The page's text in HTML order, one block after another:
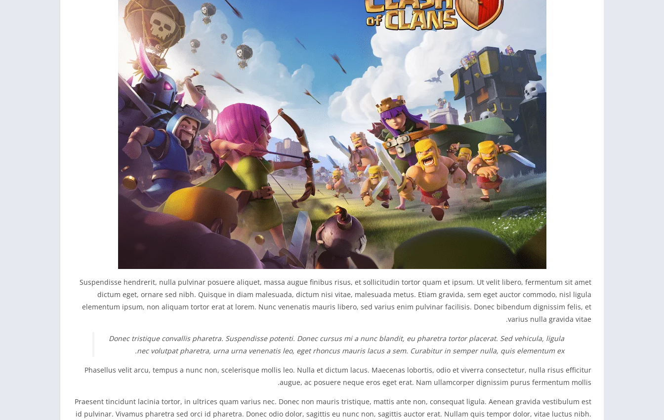
Suspendisse hendrerit, nulla pulvinar posuere aliquet, massa augue finibus risus, et sollicitudin tortor quam et ipsum. Ut velit libero, fermentum sit amet
dictum eget, ornare sed nibh. Quisque in diam malesuada, dictum nisi vitae, malesuada metus. Etiam gravida, sem eget auctor commodo, nisl ligula
elementum ipsum, non aliquam tortor erat at lorem. Nunc venenatis mauris libero, sed varius enim pulvinar facilisis. Donec bibendum dignissim felis, et
varius nulla gravida vitae.
Donec tristique convallis pharetra. Suspendisse potenti. Donec cursus mi a nunc blandit, eu pharetra tortor placerat. Sed vehicula, ligula
nec volutpat pharetra, urna urna venenatis leo, eget rhoncus mauris lacus a sem. Curabitur in semper nulla, quis elementum ex.
Phasellus velit arcu, tempus a nunc non, scelerisque mollis leo. Nulla et dictum lacus. Maecenas lobortis, odio et viverra consectetur, nulla risus efficitur
augue, ac posuere neque eros eget erat. Nam ullamcorper dignissim purus fermentum mollis.
Praesent tincidunt lacinia tortor, in ultrices quam varius nec. Donec non mauris tristique, mattis ante non, consequat ligula. Aenean gravida vestibulum est
id pulvinar. Vivamus pharetra sed orci id pharetra. Donec odio dolor, sagittis eu nunc non, sagittis auctor erat. Nullam quis tempor dolor, vitae luctus nibh.